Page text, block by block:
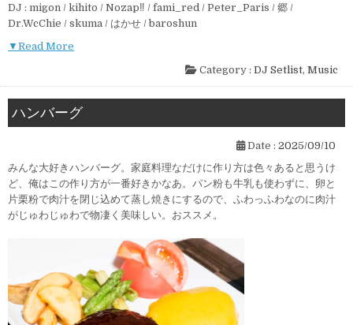
DJ : migon / kihito / Nozap‼︎ / fami_red / Peter_Paris / 郷 /
Dr.WcChie / skuma / はかせ / baroshun
▼Read More
Category : DJ Setlist, Music
ハンバーグ
Date : 2025/09/10
みんな大好きハンバーグ。家庭料理なだけに作り方は色々あると思うけ
ど、俺はこの作り方が一番好きかなあ。パン粉も牛乳も使わずに、卵と
片栗粉で肉汁を閉じ込めて蒸し焼きにするので、ふわっふわなのに肉汁
がじゅわじゅわで物凄く美味しい。おススメ。